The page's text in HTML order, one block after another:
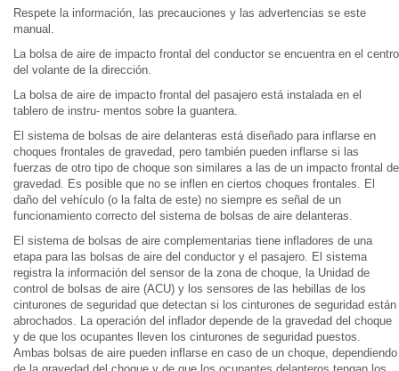
Respete la información, las precauciones y las advertencias se este
manual.
La bolsa de aire de impacto frontal del conductor se encuentra en el centro
del volante de la dirección.
La bolsa de aire de impacto frontal del pasajero está instalada en el
tablero de instru- mentos sobre la guantera.
El sistema de bolsas de aire delanteras está diseñado para inflarse en
choques frontales de gravedad, pero también pueden inflarse si las
fuerzas de otro tipo de choque son similares a las de un impacto frontal de
gravedad. Es posible que no se inflen en ciertos choques frontales. El
daño del vehículo (o la falta de este) no siempre es señal de un
funcionamiento correcto del sistema de bolsas de aire delanteras.
El sistema de bolsas de aire complementarias tiene infladores de una
etapa para las bolsas de aire del conductor y el pasajero. El sistema
registra la información del sensor de la zona de choque, la Unidad de
control de bolsas de aire (ACU) y los sensores de las hebillas de los
cinturones de seguridad que detectan si los cinturones de seguridad están
abrochados. La operación del inflador depende de la gravedad del choque
y de que los ocupantes lleven los cinturones de seguridad puestos.
Ambas bolsas de aire pueden inflarse en caso de un choque, dependiendo